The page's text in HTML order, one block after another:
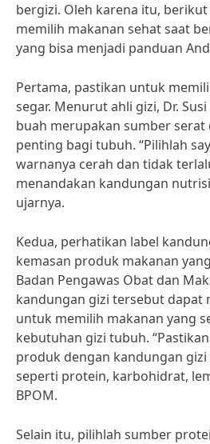
bergizi. Oleh karena itu,
memilih makanan sehat saat
yang bisa menjadi panduan
Pertama, pastikan untuk
segar. Menurut ahli gizi, Dr.
buah merupakan sumber serat
penting bagi tubuh. “Pilihlah
warnanya cerah dan tidak
menandakan kandungan
ujarnya.
Kedua, perhatikan label
kemasan produk makanan
Badan Pengawas Obat dan
kandungan gizi tersebut dapat
untuk memilih makanan yang
kebutuhan gizi tubuh.
produk dengan kandungan gizi
seperti protein, karbohidrat,
BPOM.
Selain itu, pilihlah sumber